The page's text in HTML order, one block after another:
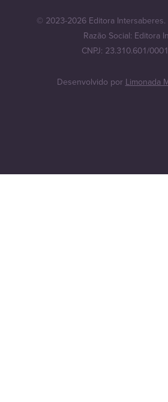
© 2023-2026 Editora
Razão Social: Editora
CNPJ: 23.310.601/
Desenvolvido por Limonada